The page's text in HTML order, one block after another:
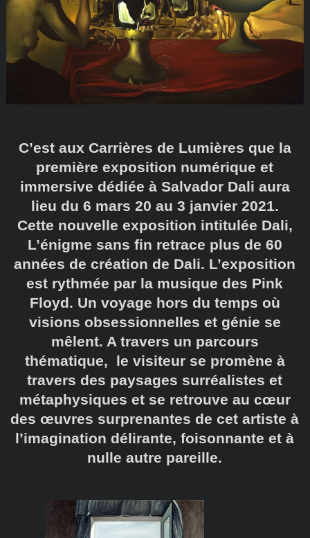
C’est aux Carrières de Lumières que la
première exposition numérique et
immersive dédiée à Salvador Dali aura
lieu du 6 mars 20 au 3 janvier 2021.
Cette nouvelle exposition intitulée Dali,
L’énigme sans fin retrace plus de 60
années de création de Dali. L’exposition
est rythmée par la musique des Pink
Floyd. Un voyage hors du temps où
visions obsessionnelles et génie se
mêlent. A travers un parcours
thématique, le visiteur se promène à
travers des paysages surréalistes et
métaphysiques et se retrouve au cœur
des œuvres surprenantes de cet artiste à
l’imagination délirante, foisonnante et à
nulle autre pareille.